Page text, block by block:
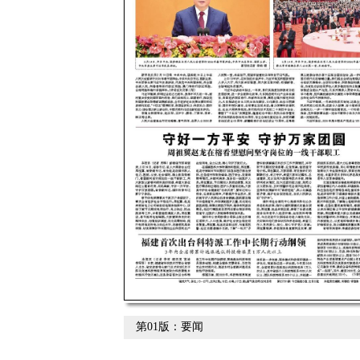
第01版：要闻